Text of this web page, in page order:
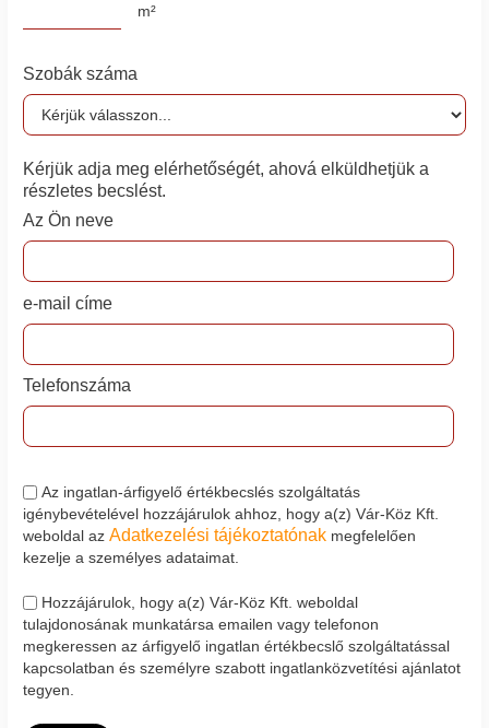
m²
Szobák száma
Kérjük adja meg elérhetőségét, ahová elküldhetjük a
részletes becslést.
Az Ön neve
e-mail címe
Telefonszáma
Az ingatlan-árfigyelő értékbecslés szolgáltatás
igénybevételével hozzájárulok ahhoz, hogy a(z) Vár-Köz Kft.
weboldal az Adatkezelési tájékoztatónak megfelelően
kezelje a személyes adataimat.
Hozzájárulok, hogy a(z) Vár-Köz Kft. weboldal
tulajdonosának munkatársa emailen vagy telefonon
megkeressen az árfigyelő ingatlan értékbecslő szolgáltatással
kapcsolatban és személyre szabott ingatlanközvetítési ajánlatot
tegyen.